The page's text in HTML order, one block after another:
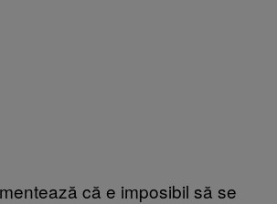
că e imposibil să se